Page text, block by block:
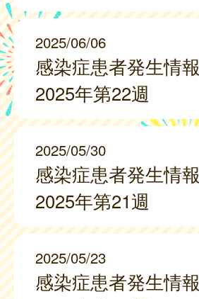
2025/06/06
感染症患者発生情報
2025年第22週
2025/05/30
感染症患者発生情報
2025年第21週
2025/05/23
感染症患者発生情報